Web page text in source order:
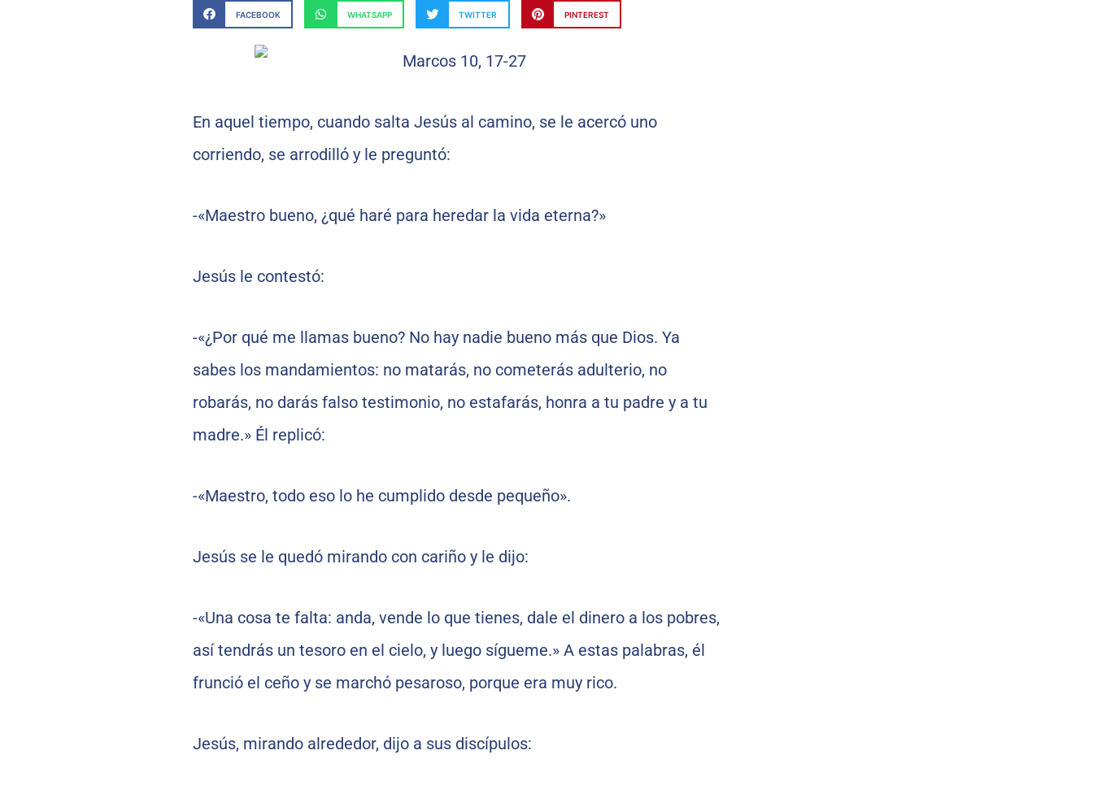
FACEBOOK WHATSAPP TWITTER PINTEREST
En aquel tiempo, cuando salta Jesús al camino, se le acercó uno
corriendo, se arrodilló y le preguntó:
-«Maestro bueno, ¿qué haré para heredar la vida eterna?»
Jesús le contestó:
-«¿Por qué me llamas bueno? No hay nadie bueno más que Dios. Ya
sabes los mandamientos: no matarás, no cometerás adulterio, no
robarás, no darás falso testimonio, no estafarás, honra a tu padre y a tu
madre.» Él replicó:
-«Maestro, todo eso lo he cumplido desde pequeño».
Jesús se le quedó mirando con cariño y le dijo:
-«Una cosa te falta: anda, vende lo que tienes, dale el dinero a los pobres,
así tendrás un tesoro en el cielo, y luego sígueme.» A estas palabras, él
frunció el ceño y se marchó pesaroso, porque era muy rico.
Jesús, mirando alrededor, dijo a sus discípulos: